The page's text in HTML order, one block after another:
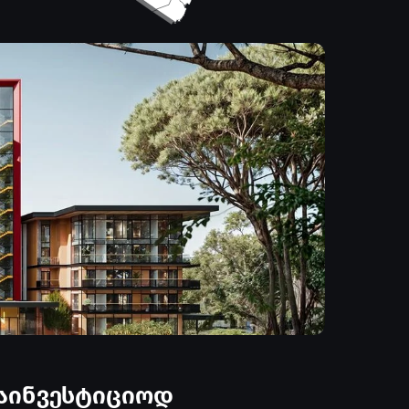
და
ინვესტიციისთვის. მზარდი ეკონომიკა და